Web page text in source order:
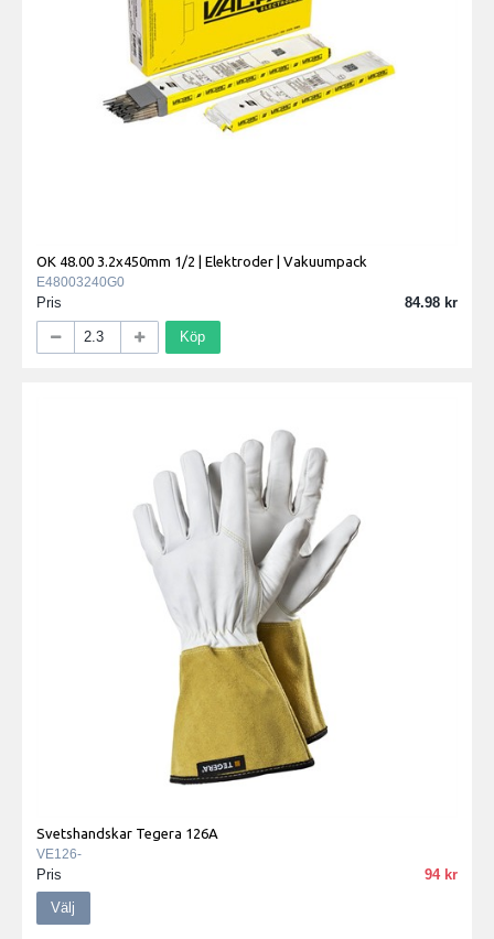
OK 48.00 3.2x450mm 1/2 | Elektroder | Vakuumpack
E48003240G0
Pris 84.98
Köp
Svetshandskar Tegera 126A
VE126-
Pris 94
Välj